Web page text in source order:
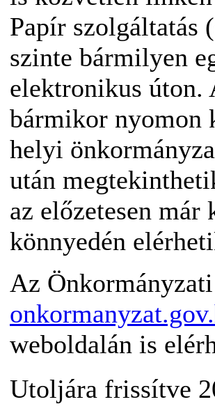
Papír szolgáltatás
szinte bármilyen
elektronikus úton.
bármikor nyomon
helyi
után
az előzetesen
könnyedén
Az
weboldalán is
Utoljára frissítve